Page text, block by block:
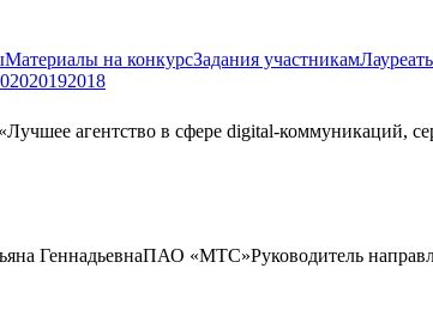
Материалы на конкурсЗадания участникам
20192018
агентство в сфере digital-коммуникаций,
ГеннадьевнаПАО «МТС»Руководитель